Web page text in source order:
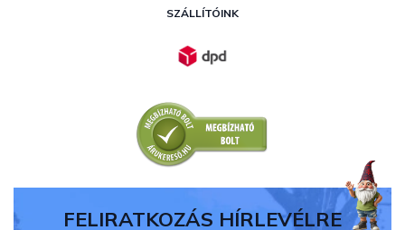
SZÁLLÍTÓINK
FELIRATKOZÁS HÍRLEVÉLRE